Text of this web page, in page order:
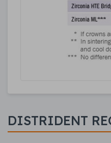
DISTRIDENT